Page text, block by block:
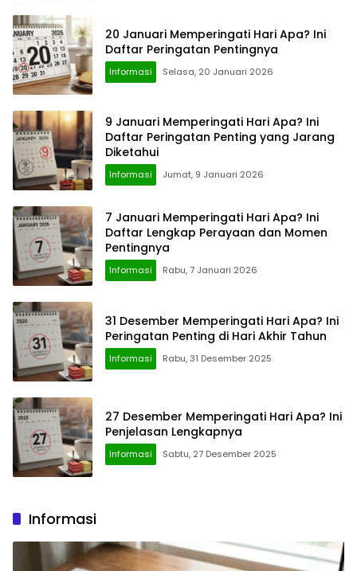
20 Januari Memperingati Hari Apa? Ini
Daftar Peringatan Pentingnya
Informasi Selasa, 20 Januari 2026
9 Januari Memperingati Hari Apa? Ini
Daftar Peringatan Penting yang Jarang
Diketahui
Informasi Jumat, 9 Januari 2026
7 Januari Memperingati Hari Apa? Ini
Daftar Lengkap Perayaan dan Momen
Pentingnya
Informasi Rabu, 7 Januari 2026
31 Desember Memperingati Hari Apa? Ini
Peringatan Penting di Hari Akhir Tahun
Informasi Rabu, 31 Desember 2025
27 Desember Memperingati Hari Apa? Ini
Penjelasan Lengkapnya
Informasi Sabtu, 27 Desember 2025
Informasi